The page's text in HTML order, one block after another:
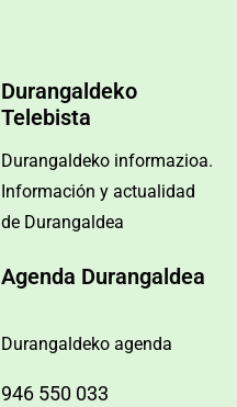
Durangaldeko
Telebista
Durangaldeko informazioa.
Información y actualidad
de Durangaldea
Agenda Durangaldea
Durangaldeko agenda
946 550 033